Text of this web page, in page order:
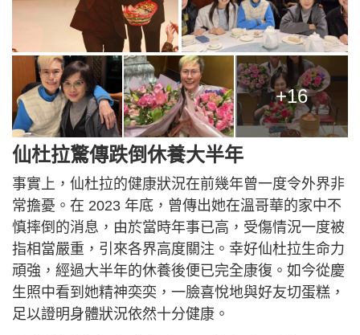
+16
仙杜拉驚傳跌倒休養大半年
事實上，仙杜拉的健康狀況在前幾年曾一度令外界非
常擔憂。在 2023 年底，曾傳出她在溫哥華的家中不
慎摔倒的消息，由於當時年事已高，受傷情況一度被
指相當嚴重，引來各界高度關注。幸好仙杜拉生命力
頑強，經過大半年的休養後便已完全康復。如今從慶
生照中看到她精神奕奕，一臉喜悅地與好友切蛋糕，
足以證明身體狀況依然十分健康。